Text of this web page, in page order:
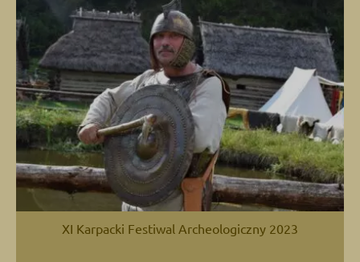
XI Karpacki Festiwal Archeologiczny 2023